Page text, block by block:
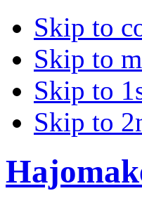
Skip to
Skip to
Skip to
Skip to